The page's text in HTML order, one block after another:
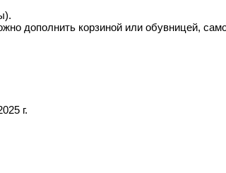
дополнить корзиной или обувницей,
г.